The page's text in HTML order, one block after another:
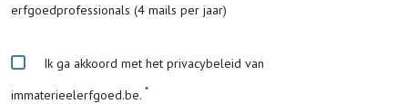
erfgoedprofessionals (4 mails per jaar)
Ik ga akkoord met het privacybeleid van
immaterieelerfgoed.be.